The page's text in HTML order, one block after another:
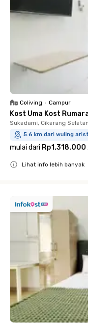
Coliving • Campur
Kost Uma Kost
Sukadami, Cikarang Selatan
5.6 km dari wuling
mulai dari Rp1.318.000
Lihat info lebih banyak